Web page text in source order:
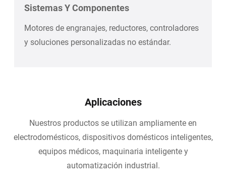
Sistemas Y Componentes
Motores de engranajes, reductores, controladores
y soluciones personalizadas no estándar.
Aplicaciones
Nuestros productos se utilizan ampliamente en
electrodomésticos, dispositivos domésticos inteligentes,
equipos médicos, maquinaria inteligente y
automatización industrial.